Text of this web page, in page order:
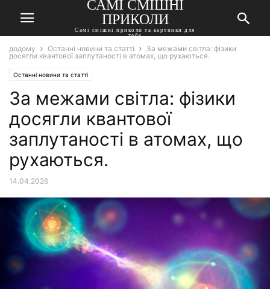
САМІ СМІШНІ
ПРИКОЛИ
Самі смішні приколи та картинки для
тебе
додому Останні новини та статті
За межами світла: фізики
досягли квантової заплутаності в атомах, що рухаються.
Останні новини та статті
За межами світла: фізики
досягли квантової
заплутаності в атомах, що
рухаються.
14.04.2026